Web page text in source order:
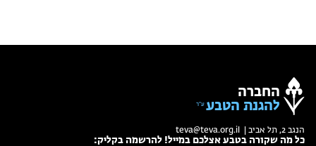
החברה
להגנת הטבע
הנגב 2, תל אביב | teva@teva.org.il
כל מה שקורה בטבע אצלכם במייל! להרשמה בקליק: